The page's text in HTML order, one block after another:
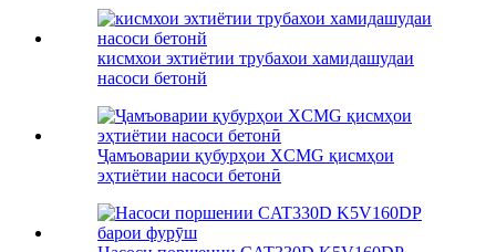
кисмхои эхтиётии трубахои хамидашудаи
насоси бетонй
Ҷамъоварии қубурҳои XCMG қисмҳои
эҳтиётии насоси бетонӣ